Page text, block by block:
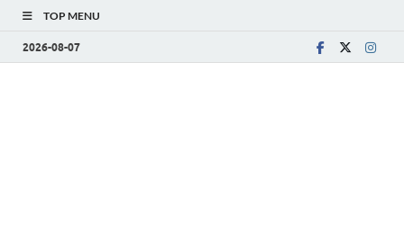
TOP MENU
2026-08-07